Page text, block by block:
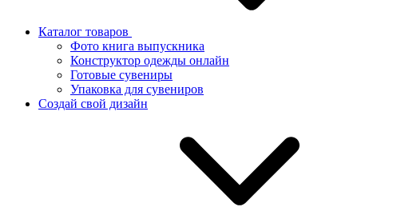
Каталог товаров
Фото книга выпускника
Конструктор одежды онлайн
Готовые сувениры
Упаковка для сувениров
Создай свой дизайн